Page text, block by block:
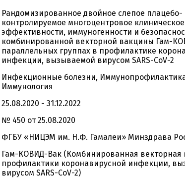
Рандомизированное двойное слепое плацебо-
контролируемое многоцентровое
эффективности, иммуногенности и
комбинированной векторной вакцины Гам-
параллельных группах в профилактике
инфекции, вызываемой вирусом SARS-СoV-2
Инфекционные болезни,
Иммунология
25.08.2020 - 31.12.2022
№ 450 от 25.08.2020
ФГБУ «НИЦЭМ им. Н.Ф. Гамалеи» Минздрава
Гам-КОВИД-Вак (Комбинированная векторная
профилактики коронавирусной инфекции,
вирусом SARS-СoV-2)